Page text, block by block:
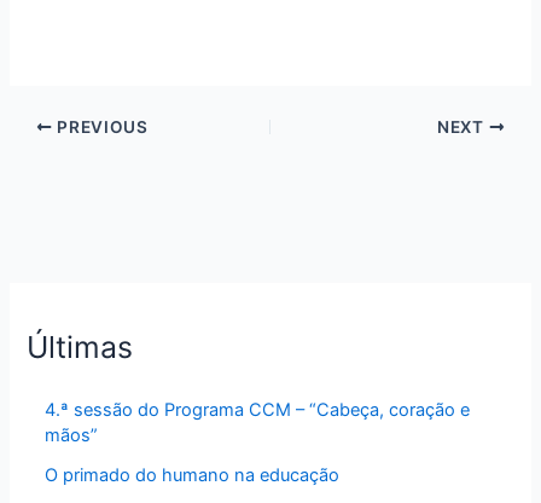
PREVIOUS NEXT
Últimas
4.ª sessão do Programa CCM – “Cabeça, coração e
mãos”
O primado do humano na educação